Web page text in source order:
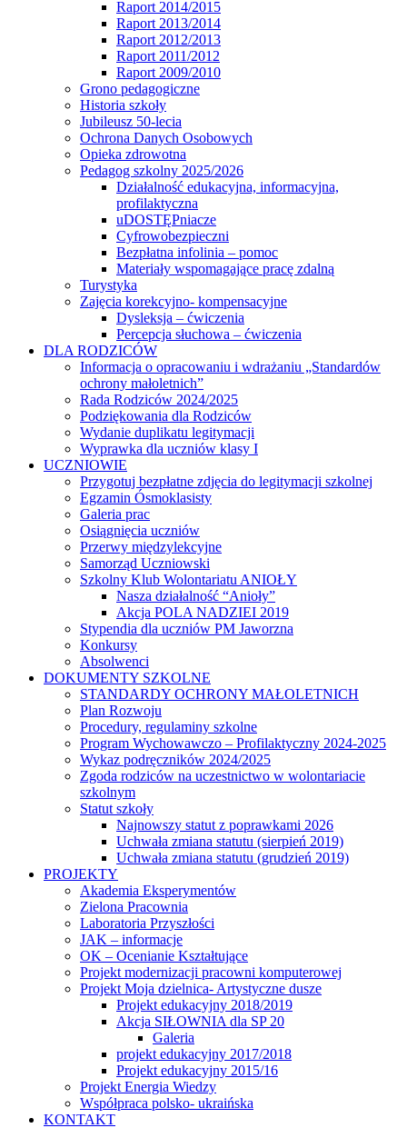
Raport 2014/2015
Raport 2013/2014
Raport 2012/2013
Raport 2011/2012
Raport 2009/2010
Grono pedagogiczne
Historia szkoły
Jubileusz 50-lecia
Ochrona Danych Osobowych
Opieka zdrowotna
Pedagog szkolny 2025/2026
Działalność edukacyjna, informacyjna,
profilaktyczna
uDOSTĘPniacze
Cyfrowobezpieczni
Bezpłatna infolinia – pomoc
Materiały wspomagające pracę zdalną
Turystyka
Zajęcia korekcyjno- kompensacyjne
Dysleksja – ćwiczenia
Percepcja słuchowa – ćwiczenia
DLA RODZICÓW
Informacja o opracowaniu i wdrażaniu „Standardów
ochrony małoletnich”
Rada Rodziców 2024/2025
Podziękowania dla Rodziców
Wydanie duplikatu legitymacji
Wyprawka dla uczniów klasy I
UCZNIOWIE
Przygotuj bezpłatne zdjęcia do legitymacji szkolnej
Egzamin Ósmoklasisty
Galeria prac
Osiągnięcia uczniów
Przerwy międzylekcyjne
Samorząd Uczniowski
Szkolny Klub Wolontariatu ANIOŁY
Nasza działalność “Anioły”
Akcja POLA NADZIEI 2019
Stypendia dla uczniów PM Jaworzna
Konkursy
Absolwenci
DOKUMENTY SZKOLNE
STANDARDY OCHRONY MAŁOLETNICH
Plan Rozwoju
Procedury, regulaminy szkolne
Program Wychowawczo – Profilaktyczny 2024-2025
Wykaz podręczników 2024/2025
Zgoda rodziców na uczestnictwo w wolontariacie
szkolnym
Statut szkoły
Najnowszy statut z poprawkami 2026
Uchwała zmiana statutu (sierpień 2019)
Uchwała zmiana statutu (grudzień 2019)
PROJEKTY
Akademia Eksperymentów
Zielona Pracownia
Laboratoria Przyszłości
JAK – informacje
OK – Ocenianie Kształtujące
Projekt modernizacji pracowni komputerowej
Projekt Moja dzielnica- Artystyczne dusze
Projekt edukacyjny 2018/2019
Akcja SIŁOWNIA dla SP 20
Galeria
projekt edukacyjny 2017/2018
Projekt edukacyjny 2015/16
Projekt Energia Wiedzy
Współpraca polsko- ukraińska
KONTAKT